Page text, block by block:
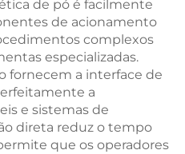
de pó é facilmente
de acionamento
complexos
especializadas.
fornecem a interface de
a
e sistemas de
direta reduz o tempo
que os operadores